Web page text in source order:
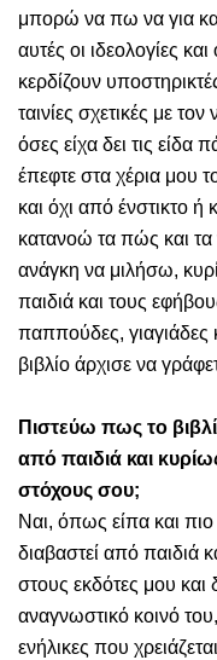
μπορώ να πω να για
αυτές οι ιδεολογίες
κερδίζουν
ταινίες σχετικές με
όσες είχα δει τις είδα
έπεφτε στα χέρια μου
και όχι από ένστικτο
κατανοώ τα πώς και τα
ανάγκη να μιλήσω,
παιδιά και τους
παππούδες, γιαγιάδες
βιβλίο άρχισε να
Πιστεύω πως το
από παιδιά και
στόχους σου;
Ναι, όπως είπα και
διαβαστεί από παιδιά
στους εκδότες μου
αναγνωστικό κοινό
ενήλικες που